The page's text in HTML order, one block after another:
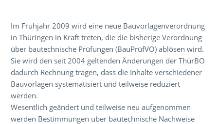
Im Frühjahr 2009 wird eine neue Bauvorlagenverordnung
in Thüringen in Kraft treten, die die bisherige Verordnung
über bautechnische Prüfungen (BauPrüfVO) ablösen wird.
Sie wird den seit 2004 geltenden Änderungen der ThürBO
dadurch Rechnung tragen, dass die Inhalte verschiedener
Bauvorlagen systematisiert und teilweise reduziert
werden.
Wesentlich geändert und teilweise neu aufgenommen
werden Bestimmungen über bautechnische Nachweise